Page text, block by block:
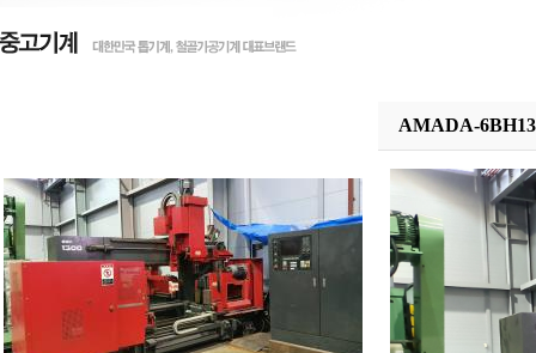
AMADA-